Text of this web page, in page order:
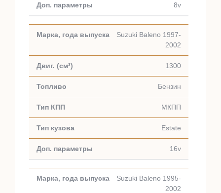
8v
Suzuki Baleno 1997-
2002
1300
Бензин
МКПП
Estate
16v
Suzuki Baleno 1995-
2002